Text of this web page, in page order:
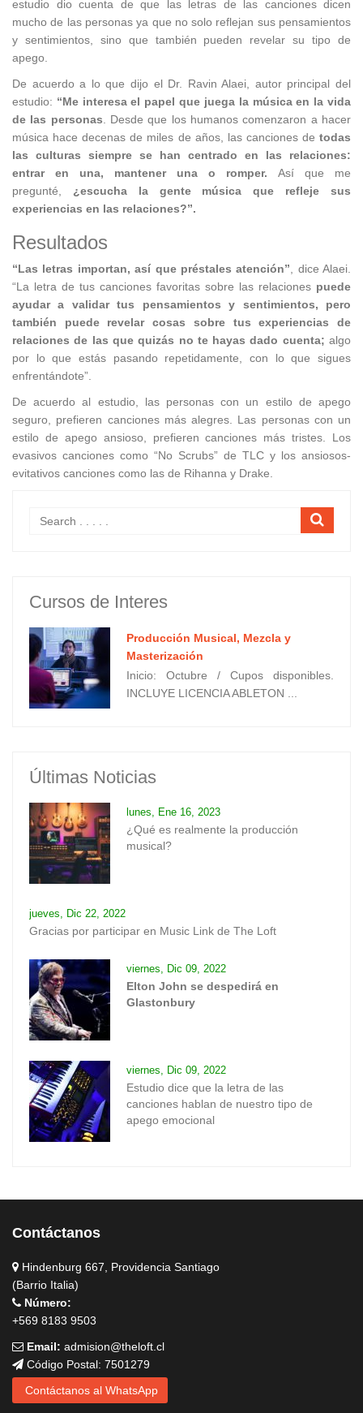
estudio dio cuenta de que las letras de las canciones dicen
mucho de las personas ya que no solo reflejan sus pensamientos
y sentimientos, sino que también pueden revelar su tipo de
apego.
De acuerdo a lo que dijo el Dr. Ravin Alaei, autor principal del
estudio: “Me interesa el papel que juega la música en la vida
de las personas . Desde que los humanos comenzaron a hacer
música hace decenas de miles de años, las canciones de todas
las culturas siempre se han centrado en las relaciones:
entrar en una, mantener una o romper. Así que me
pregunté, ¿escucha la gente música que refleje sus
experiencias en las relaciones?”.
Resultados
“Las letras importan, así que préstales atención” , dice Alaei.
“La letra de tus canciones favoritas sobre las relaciones puede
ayudar a validar tus pensamientos y sentimientos, pero
también puede revelar cosas sobre tus experiencias de
relaciones de las que quizás no te hayas dado cuenta; algo
por lo que estás pasando repetidamente, con lo que sigues
enfrentándote”.
De acuerdo al estudio, las personas con un estilo de apego
seguro, prefieren canciones más alegres. Las personas con un
estilo de apego ansioso, prefieren canciones más tristes. Los
evasivos canciones como “No Scrubs” de TLC y los ansiosos-
evitativos canciones como las de Rihanna y Drake.
Cursos de Interes
Producción Musical, Mezcla y
Masterización
Inicio: Octubre / Cupos disponibles.
INCLUYE LICENCIA ABLETON ...
Últimas Noticias
lunes, Ene 16, 2023
¿Qué es realmente la producción
musical?
jueves, Dic 22, 2022
Gracias por participar en Music Link de The Loft
viernes, Dic 09, 2022
Elton John se despedirá en
Glastonbury
viernes, Dic 09, 2022
Estudio dice que la letra de las
canciones hablan de nuestro tipo de
apego emocional
Contáctanos
Hindenburg 667, Providencia Santiago
(Barrio Italia)
Número:
+569 8183 9503
Email: admision@theloft.cl
Código Postal: 7501279
Contáctanos al WhatsApp